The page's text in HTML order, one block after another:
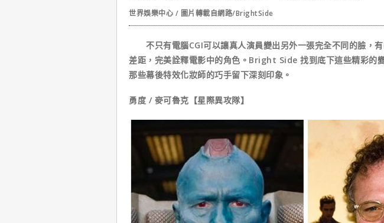
世界娛樂中心 / 圖片轉載自網路/BrightSide
不只有電腦CGI可以讓真人演員變出另外一張完全不同的臉，
差距，完美詮釋電影中的角色。Bright Side 找到底下這些精彩的
那些幕後特效化妝師的巧手留下深刻印象。
勇度 / 麥可魯克【星際異攻隊】